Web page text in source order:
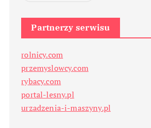
Partnerzy serwisu
rolnicy.com
przemyslowcy.com
rybacy.com
portal-lesny.pl
urzadzenia-i-maszyny.pl